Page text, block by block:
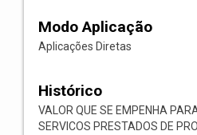
Modo Aplicação
Aplicações Diretas
Histórico
VALOR QUE SE EMPENHA
SERVICOS PRESTADOS DE